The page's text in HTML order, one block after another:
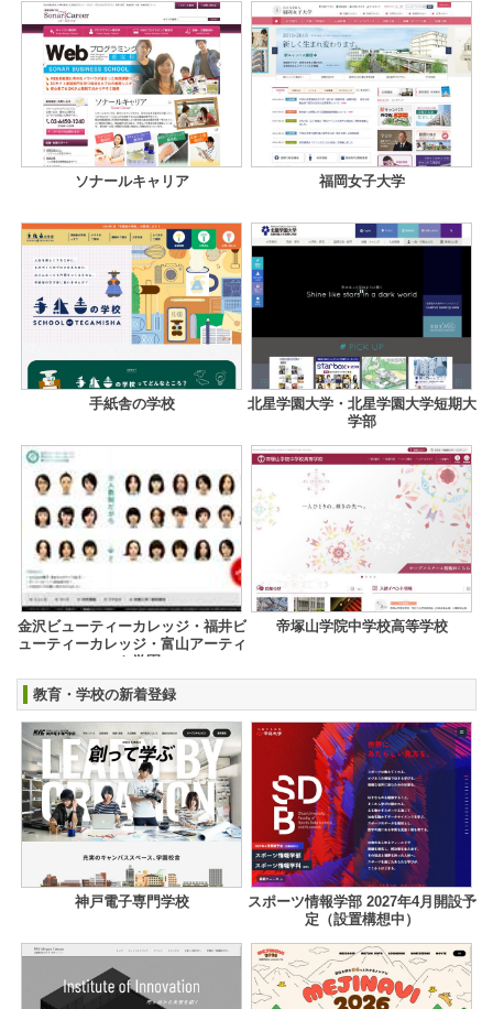
ソナールキャリア 福岡女子大学
手紙舎の学校
北星学園大学・北星学園大学短期大
学部
金沢ビューティーカレッジ・福井ビ
ューティーカレッジ・富山アーティ
スト学園
帝塚山学院中学校高等学校
教育・学校の新着登録
神戸電子専門学校
スポーツ情報学部 2027年4月開設予
定（設置構想中）